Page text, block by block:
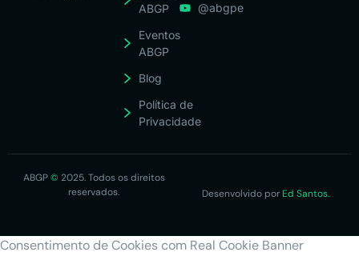
ABGP
Eventos
ABGP
Blog
Política de
Privacidade
@abgpe
ABGP© 2025. Todos os direitos
reservados.
Desenvolvido por Ed Santos.
Consentimento de Cookies com Real Cookie Banner